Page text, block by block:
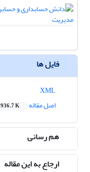
فایل ها
اصل مقاله
936.7 K
هم رسانی
ارجاع به این مقاله